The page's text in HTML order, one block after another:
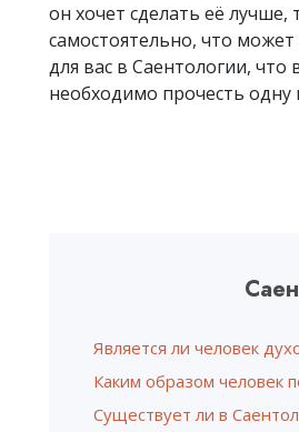
он хочет сделать её
самостоятельно, что
для вас в Саентологии,
необходимо прочесть одну
Является ли человек
Каким образом человек
Существует ли в